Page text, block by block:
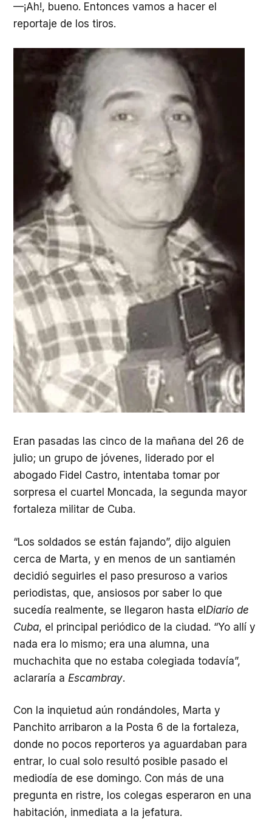
—¡Ah!, bueno. Entonces vamos a hacer el
reportaje de los tiros.
Eran pasadas las cinco de la mañana del 26 de
julio; un grupo de jóvenes, liderado por el
abogado Fidel Castro, intentaba tomar por
sorpresa el cuartel Moncada, la segunda mayor
fortaleza militar de Cuba.
“Los soldados se están fajando”, dijo alguien
cerca de Marta, y en menos de un santiamén
decidió seguirles el paso presuroso a varios
periodistas, que, ansiosos por saber lo que
sucedía realmente, se llegaron hasta elDiario de
Cuba, el principal periódico de la ciudad. “Yo allí y
nada era lo mismo; era una alumna, una
muchachita que no estaba colegiada todavía”,
aclararía a Escambray.
Con la inquietud aún rondándoles, Marta y
Panchito arribaron a la Posta 6 de la fortaleza,
donde no pocos reporteros ya aguardaban para
entrar, lo cual solo resultó posible pasado el
mediodía de ese domingo. Con más de una
pregunta en ristre, los colegas esperaron en una
habitación, inmediata a la jefatura.